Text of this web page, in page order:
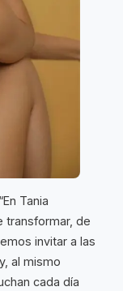
Tania
transformar, de
invitar a las
al mismo
cada día